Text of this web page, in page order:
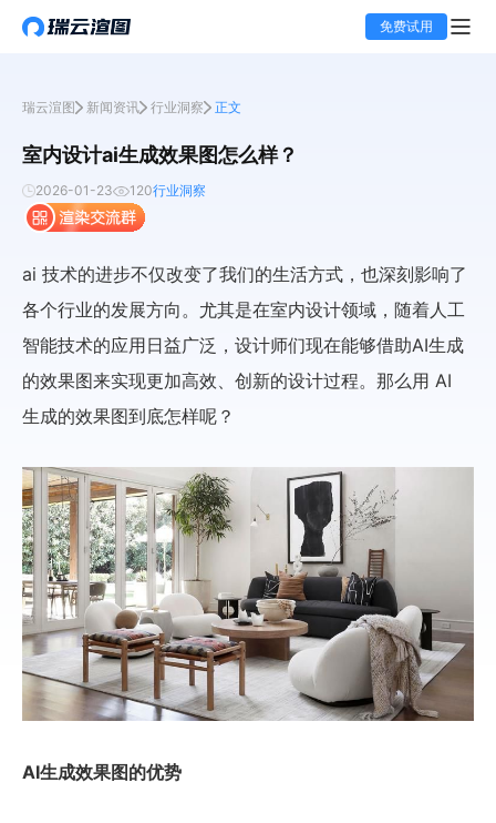
免费试用
瑞云渲图 新闻资讯 行业洞察 正文
室内设计ai生成效果图怎么样？
2026-01-23 120行业洞察
ai 技术的进步不仅改变了我们的生活方式，也深刻影响了
各个行业的发展方向。尤其是在室内设计领域，随着人工
智能技术的应用日益广泛，设计师们现在能够借助AI生成
的效果图来实现更加高效、创新的设计过程。那么用 AI
生成的效果图到底怎样呢？
AI生成效果图的优势